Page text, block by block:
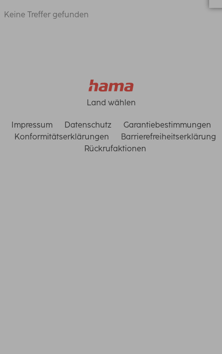
Keine Treffer gefunden
Land wählen
Impressum Datenschutz
Garantiebestimmungen
Konformitätserklärungen
Barrierefreiheitserklärung
Rückrufaktionen